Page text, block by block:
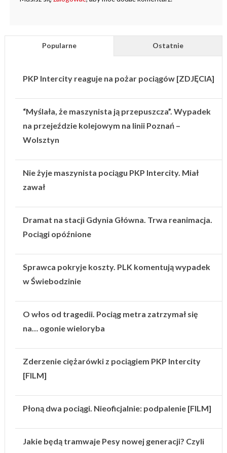
Popularne Ostatnie
PKP Intercity reaguje na pożar pociągów [ZDJĘCIA]
“Myślała, że maszynista ją przepuszcza”. Wypadek
na przejeździe kolejowym na linii Poznań –
Wolsztyn
Nie żyje maszynista pociągu PKP Intercity. Miał
zawał
Dramat na stacji Gdynia Główna. Trwa reanimacja.
Pociągi opóźnione
Sprawca pokryje koszty. PLK komentują wypadek
w Świebodzinie
O włos od tragedii. Pociąg metra zatrzymał się
na… ogonie wieloryba
Zderzenie ciężarówki z pociągiem PKP Intercity
[FILM]
Płoną dwa pociągi. Nieoficjalnie: podpalenie [FILM]
Jakie będą tramwaje Pesy nowej generacji? Czyli